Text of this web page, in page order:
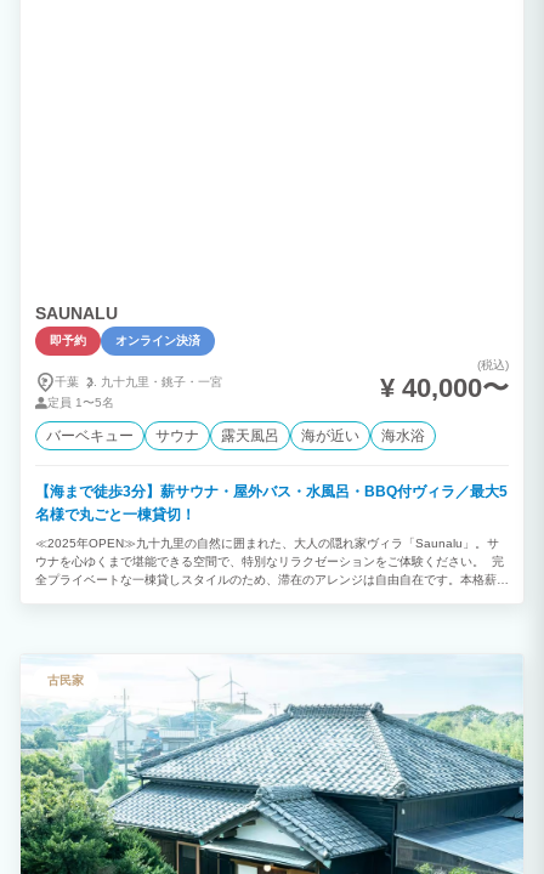
SAUNALU
即予約 オンライン決済
千葉 九十九里・ 銚子・ 一宮
定員 1〜5名
(税込)
¥ 40,000〜
バーベキュー サウナ 露天風呂 海が近い 海水浴
【海まで徒歩3分】薪サウナ・屋外バス・水風呂・BBQ付ヴィラ／最大5
名様で丸ごと一棟貸切！
≪2025年OPEN≫九十九里の自然に囲まれた、大人の隠れ家ヴィラ「Saunalu」。サ
ウナを心ゆくまで堪能できる空間で、特別なリラクゼーションをご体験ください。 完
全プライベートな一棟貸しスタイルのため、滞在のアレンジは自由自在です。本格薪サ
特徴・設備】 ■最大5名様まで：1R＋ロフト / シングルベッド５台 ■本格薪サウナ完
備：薪仕様の湿式サウナ。セルフロウリュもお楽しみいただけます。 ■屋外バス・水風
呂完備：水風呂とお湯の両方を楽しめます。サウナ後の温冷交代浴に。 ■設備充実：コ
ンロ、キッチン用品、洗濯機、冷蔵庫、製氷機、ウォーターサーバーなど完備 ■BBQ
利用可能：BBQグリル有り ※炭はご持参ください ■非対面セルフチェックイン：暗証
番号を入力して入室いただけます。※番号はメールにてご案内いたします。 ■アクセ
ス：海まで徒歩約3分の好立地。人気の「蓮沼ウォーターガーデン」や、買い出しに便
利なスーパー・道の駅も車で約5〜10分圏内です。
古民家